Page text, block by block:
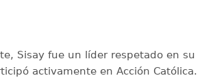
Sisay fue un líder respetado en su
activamente en Acción Católica.